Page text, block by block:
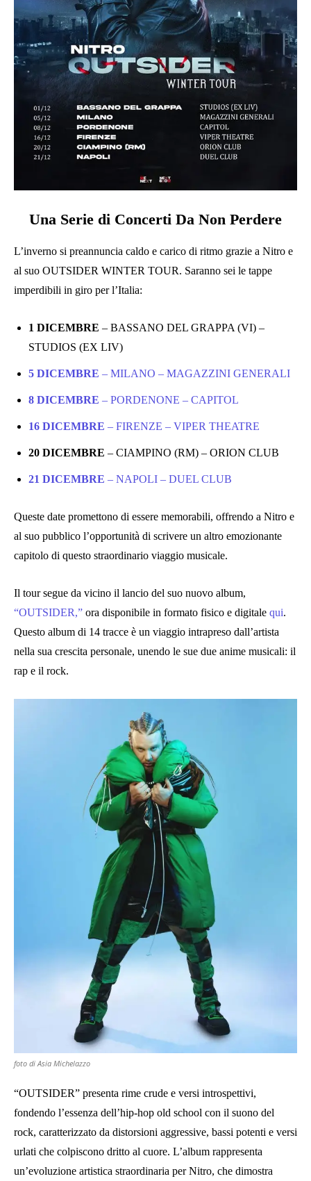
Una Serie di Concerti Da Non Perdere
L’inverno si preannuncia caldo e carico di ritmo grazie a Nitro e
al suo OUTSIDER WINTER TOUR. Saranno sei le tappe
imperdibili in giro per l’Italia:
1 DICEMBRE – BASSANO DEL GRAPPA (VI) –
STUDIOS (EX LIV)
5 DICEMBRE – MILANO – MAGAZZINI GENERALI
8 DICEMBRE – PORDENONE – CAPITOL
16 DICEMBRE – FIRENZE – VIPER THEATRE
20 DICEMBRE – CIAMPINO (RM) – ORION CLUB
21 DICEMBRE – NAPOLI – DUEL CLUB
Queste date promettono di essere memorabili, offrendo a Nitro e
al suo pubblico l’opportunità di scrivere un altro emozionante
capitolo di questo straordinario viaggio musicale.
Il tour segue da vicino il lancio del suo nuovo album,
“OUTSIDER,” ora disponibile in formato fisico e digitale qui.
Questo album di 14 tracce è un viaggio intrapreso dall’artista
nella sua crescita personale, unendo le sue due anime musicali: il
rap e il rock.
foto di Asia Michelazzo
“OUTSIDER” presenta rime crude e versi introspettivi,
fondendo l’essenza dell’hip-hop old school con il suono del
rock, caratterizzato da distorsioni aggressive, bassi potenti e versi
urlati che colpiscono dritto al cuore. L’album rappresenta
un’evoluzione artistica straordinaria per Nitro, che dimostra